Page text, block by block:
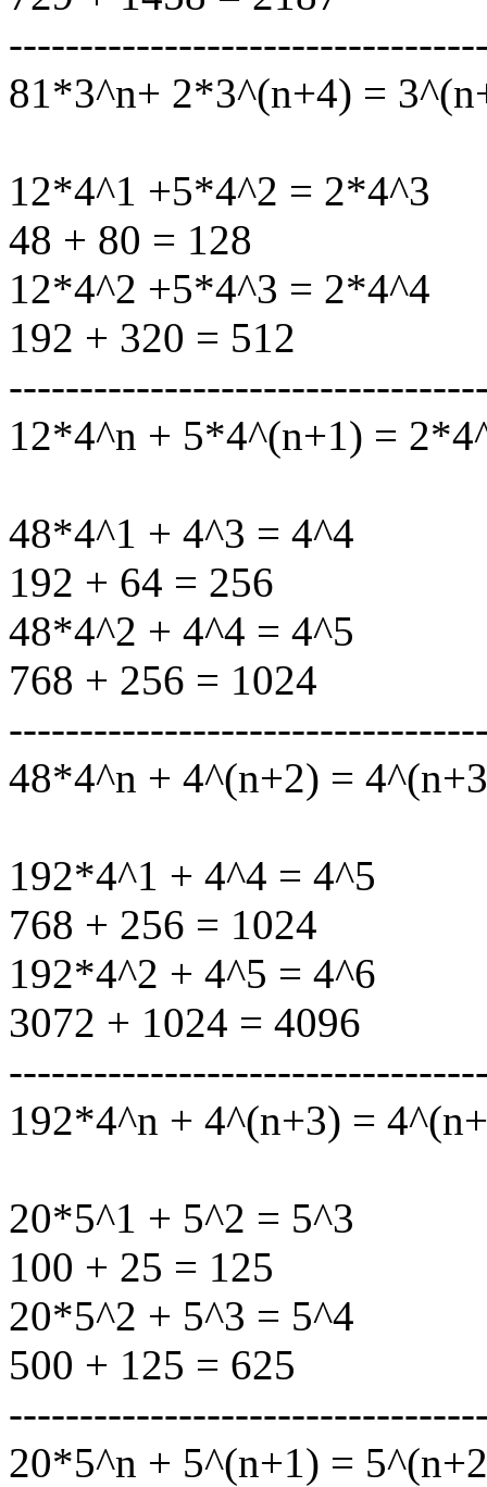
81*3^n+ 2*3^(n+4) =
12*4^1 +5*4^2 = 2*4^3
48 + 80 = 128
12*4^2 +5*4^3 = 2*4^4
192 + 320 = 512
12*4^n + 5*4^(n+1) =
48*4^1 + 4^3 = 4^4
192 + 64 = 256
48*4^2 + 4^4 = 4^5
768 + 256 = 1024
48*4^n + 4^(n+2) =
192*4^1 + 4^4 = 4^5
768 + 256 = 1024
192*4^2 + 4^5 = 4^6
3072 + 1024 = 4096
192*4^n + 4^(n+3) =
20*5^1 + 5^2 = 5^3
100 + 25 = 125
20*5^2 + 5^3 = 5^4
500 + 125 = 625
20*5^n + 5^(n+1) =